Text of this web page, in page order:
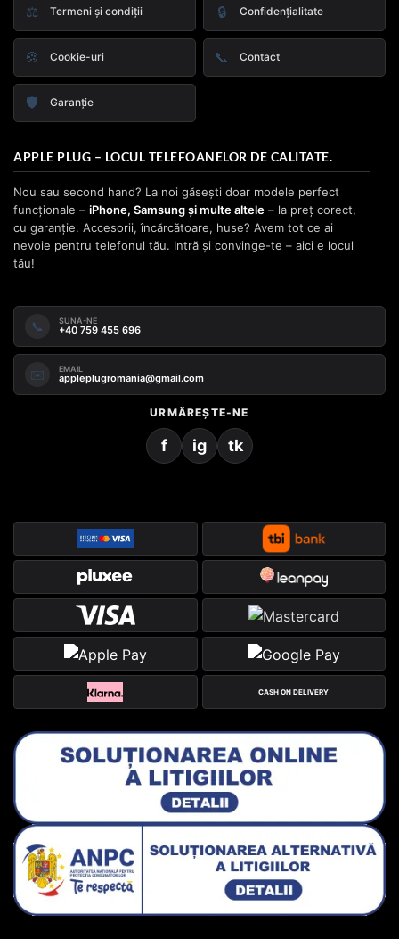
⚖️ Termeni și condiții 🔒 Confidențialitate
🍪 Cookie-uri 📞 Contact
🛡️ Garanție
APPLE PLUG – LOCUL TELEFOANELOR DE CALITATE.
Nou sau second hand? La noi găsești doar modele perfect
funcționale – iPhone, Samsung și multe altele – la preț corect,
cu garanție. Accesorii, încărcătoare, huse? Avem tot ce ai
nevoie pentru telefonul tău. Intră și convinge-te – aici e locul
tău!
📞 SUNĂ-NE
+40 759 455 696
✉️ EMAIL
appleplugromania@gmail.com
URMĂREȘTE-NE
f ig tk
CASH ON DELIVERY